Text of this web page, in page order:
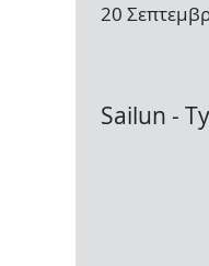
20
Sailun -